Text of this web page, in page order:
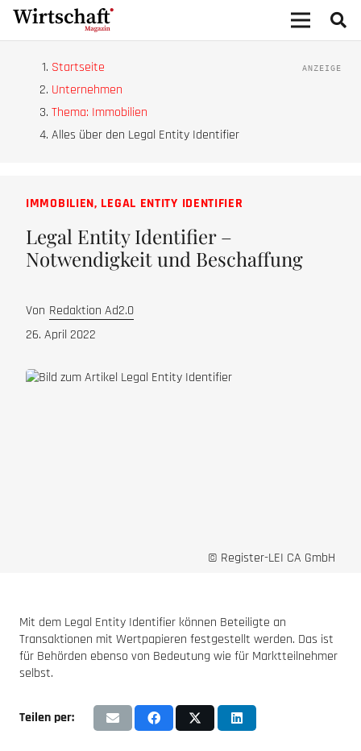
Startseite
Unternehmen
Thema: Immobilien
Alles über den Legal Entity Identifier
IMMOBILIEN, LEGAL ENTITY IDENTIFIER
Legal Entity Identifier –
Notwendigkeit und Beschaffung
Von Redaktion Ad2.0
26. April 2022
© Register-LEI CA GmbH
Mit dem Legal Entity Identifier können Beteiligte an
Transaktionen mit Wertpapieren festgestellt werden. Das ist
für Behörden ebenso von Bedeutung wie für Marktteilnehmer
selbst.
Teilen per: